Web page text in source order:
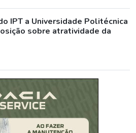
IPT a Universidade Politécnica
sobre atratividade da